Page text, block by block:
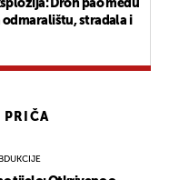
Dron pao među
odmaralištu, stradala i